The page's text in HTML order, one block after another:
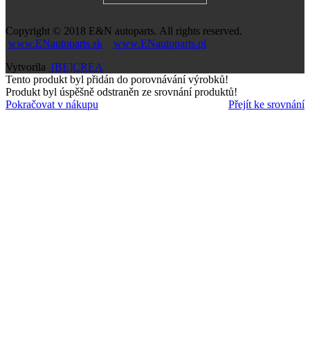
Copyright © 2018 E&N autoparts. All rights reserved.
www.ENautoparts.sk
www.ENautoparts.pl
Vytvorila [BE]CREA
Tento produkt byl přidán do porovnávání výrobků!
Produkt byl úspěšně odstraněn ze srovnání produktů!
Pokračovat v nákupu
Přejít ke srovnání